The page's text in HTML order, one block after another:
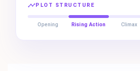
PLOT STRUCTURE
Opening Rising Action Climax